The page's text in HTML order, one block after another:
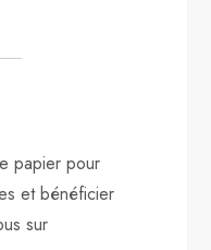
papier pour
et bénéficier
sur